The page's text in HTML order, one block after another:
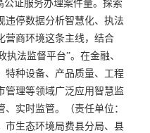
公证服务办理案件量。探索
违停数据分析智慧化、执法
营商环境这条主线，结合
执法监督平台”。在金融、
特种设备、产品质量、工程
管理等领域广泛应用智慧监
实时监管。（责任单位：
市生态环境局费县分局、县